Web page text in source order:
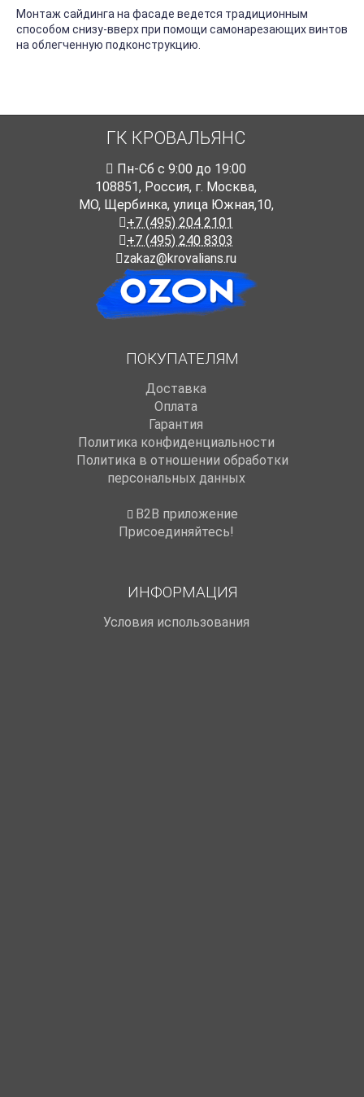
Монтаж сайдинга на фасаде ведется традиционным
способом снизу-вверх при помощи самонарезающих винтов
на облегченную подконструкцию.
ГК КРОВАЛЬЯНС
Пн-Cб с 9:00 до 19:00
108851, Россия, г. Москва,
МО, Щербинка, улица Южная,10,
+7 (495) 204 2101
+7 (495) 240 8303
zakaz@krovalians.ru
ПОКУПАТЕЛЯМ
Доставка
Оплата
Гарантия
Политика конфиденциальности
Политика в отношении обработки
персональных данных
B2B приложение
Присоединяйтесь!
ИНФОРМАЦИЯ
Условия использования